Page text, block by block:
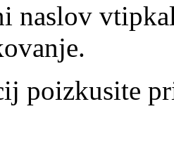
naslov
poizkusite